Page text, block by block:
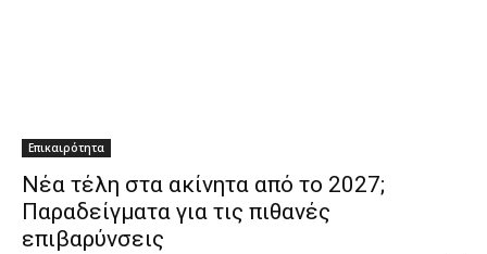
Επικαιρότητα
Νέα τέλη στα ακίνητα από το 2027;
Παραδείγματα για τις πιθανές
επιβαρύνσεις